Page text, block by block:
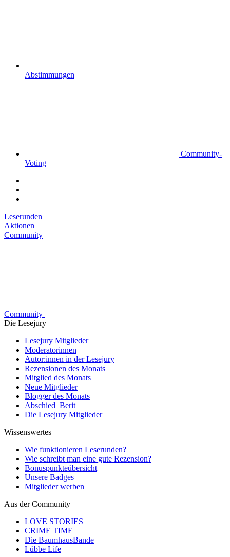
Abstimmungen
Community-
Voting
Leserunden
Aktionen
Community
Community
Die Lesejury
Lesejury Mitglieder
Moderatorinnen
Autor:innen in der Lesejury
Rezensionen des Monats
Mitglied des Monats
Neue Mitglieder
Blogger des Monats
Abschied_Berit
Die Lesejury Mitglieder
Wissenswertes
Wie funktionieren Leserunden?
Wie schreibt man eine gute Rezension?
Bonuspunkteübersicht
Unsere Badges
Mitglieder werben
Aus der Community
LOVE STORIES
CRIME TIME
Die BaumhausBande
Lübbe Life